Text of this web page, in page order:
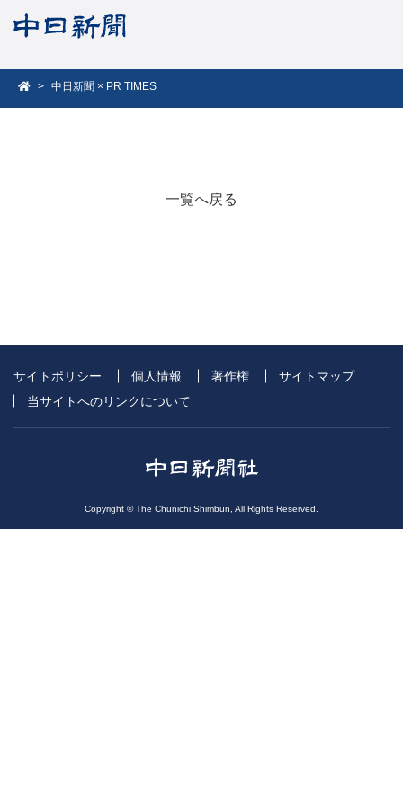
中日新聞 × PR TIMES
一覧へ戻る
サイトポリシー 個人情報 著作権
サイトマップ
当サイトへのリンクについて
Copyright © The Chunichi Shimbun, All Rights Reserved.